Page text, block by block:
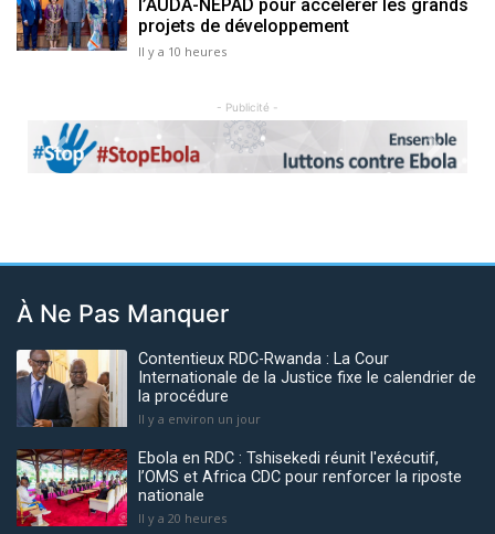
l’AUDA-NEPAD pour accélérer les grands
projets de développement
Il y a 10 heures
- Publicité -
Previous Next
À Ne Pas Manquer
Contentieux RDC-Rwanda : La Cour
Internationale de la Justice fixe le calendrier de
la procédure
Il y a environ un jour
Ebola en RDC : Tshisekedi réunit l'exécutif,
l’OMS et Africa CDC pour renforcer la riposte
nationale
Il y a 20 heures